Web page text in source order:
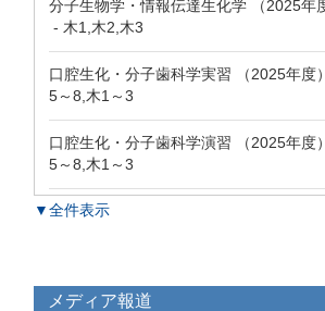
分子生物学・情報伝達生化学 （2025年
- 木1,木2,木3
口腔生化・分子歯科学実習 （2025年度
5～8,木1～3
口腔生化・分子歯科学演習 （2025年度
5～8,木1～3
▼全件表示
メディア報道